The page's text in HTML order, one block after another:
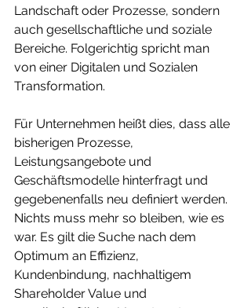
Landschaft oder Prozesse, sondern
auch gesellschaftliche und soziale
Bereiche. Folgerichtig spricht man
von einer Digitalen und Sozialen
Transformation.
Für Unternehmen heißt dies, dass alle
bisherigen Prozesse,
Leistungsangebote und
Geschäftsmodelle hinterfragt und
gegebenenfalls neu definiert werden.
Nichts muss mehr so bleiben, wie es
war. Es gilt die Suche nach dem
Optimum an Effizienz,
Kundenbindung, nachhaltigem
Shareholder Value und